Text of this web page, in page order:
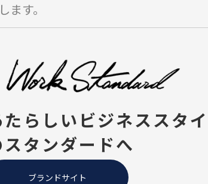
ます。
たらしいビジネススタ
スタンダードへ
ブランドサイト